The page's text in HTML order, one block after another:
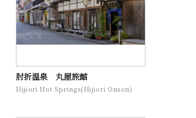
肘折温泉 丸屋旅館
Hijiori Hot Springs(Hijiori Onsen)